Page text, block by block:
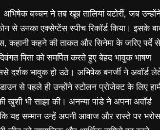
बच्चन ने तब खूब तालियां बटोरीं, जब
से उनका एक्सेप्टेंस स्पीच रिकॉर्ड किया। इसके
कहानी कहने की ताकत और सिनेमा के जरिए पर्दे से
पिता को समर्पित करते हुए बेहद भावुक भाषण
दर्शक भावुक हो उठे। अभिषेक बनर्जी ने अवॉर्ड
से पहले ही उन्होंने स्टोलन प्रोजेक्ट के लिए
खुशी भी साझा की। अनन्या पांडे ने अपना अवॉर्ड
यह सम्मान उन्हें अपनी आवाज और रास्ते पर